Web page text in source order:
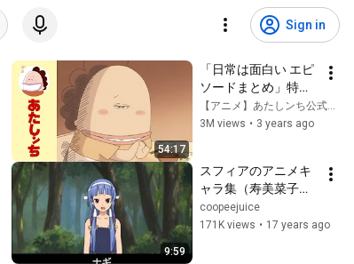
Sign in
54:17
「日常は面白い エピ
ソードまとめ」特別
映像 | あたしンち
【アニメ】あたしンち公式チャンネル
3M views • 3 years ago
9:59
スフィアのアニメキ
ャラ集（寿美菜子・
高垣彩陽・戸松遥・
豊崎愛生）
coopeejuice
171K views • 17 years ago